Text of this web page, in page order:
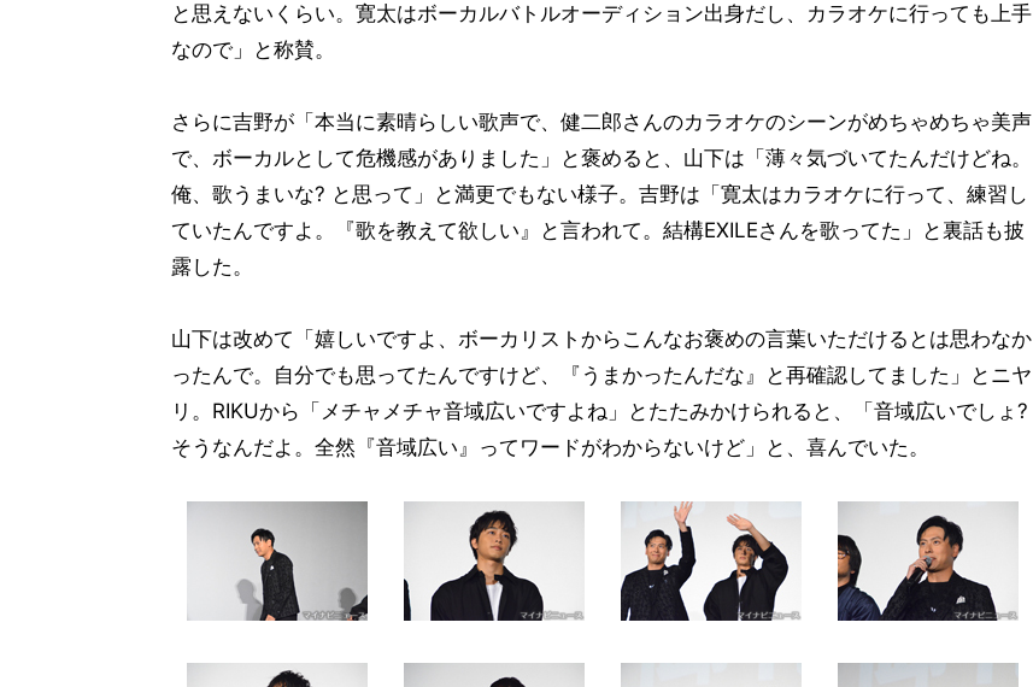
と思えないくらい。寛太はボーカルバトルオーディション出身だし、カラオケに行っても上手
なので」と称賛。
さらに吉野が「本当に素晴らしい歌声で、健二郎さんのカラオケのシーンがめちゃめちゃ美声
で、ボーカルとして危機感がありました」と褒めると、山下は「薄々気づいてたんだけどね。
俺、歌うまいな? と思って」と満更でもない様子。吉野は「寛太はカラオケに行って、練習し
ていたんですよ。『歌を教えて欲しい』と言われて。結構EXILEさんを歌ってた」と裏話も披
露した。
山下は改めて「嬉しいですよ、ボーカリストからこんなお褒めの言葉いただけるとは思わなか
ったんで。自分でも思ってたんですけど、『うまかったんだな』と再確認してました」とニヤ
リ。RIKUから「メチャメチャ音域広いですよね」とたたみかけられると、「音域広いでしょ?
そうなんだよ。全然『音域広い』ってワードがわからないけど」と、喜んでいた。